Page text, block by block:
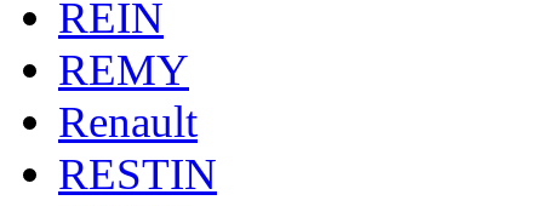
REIN
REMY
Renault
RESTIN